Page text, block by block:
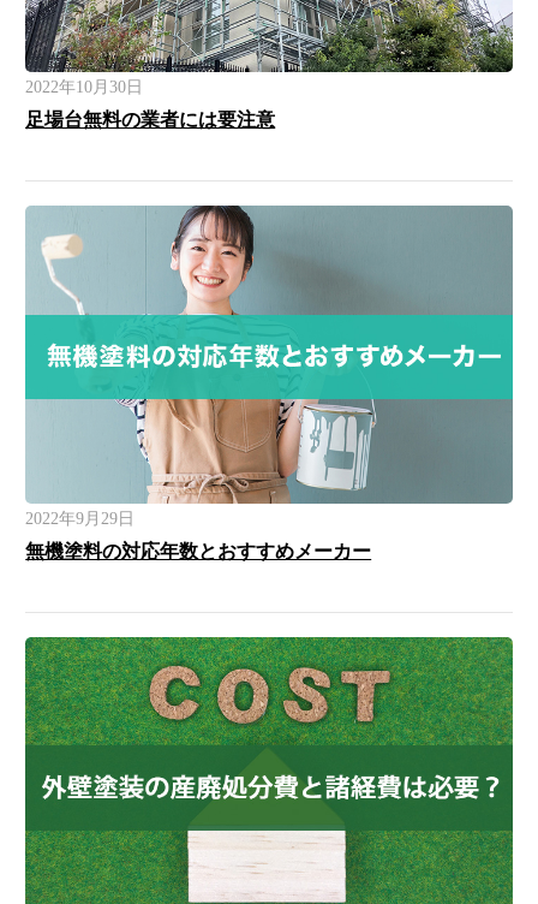
2022年10月30日
足場台無料の業者には要注意
2022年9月29日
無機塗料の対応年数とおすすめメーカー